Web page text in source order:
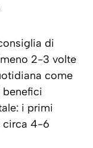
di
2-3 volte
come
benefici
i primi
circa 4-6